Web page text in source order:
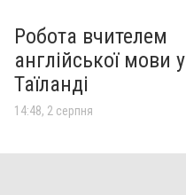
Робота вчителем
англійської мови у
Таїланді
14:48, 2 серпня